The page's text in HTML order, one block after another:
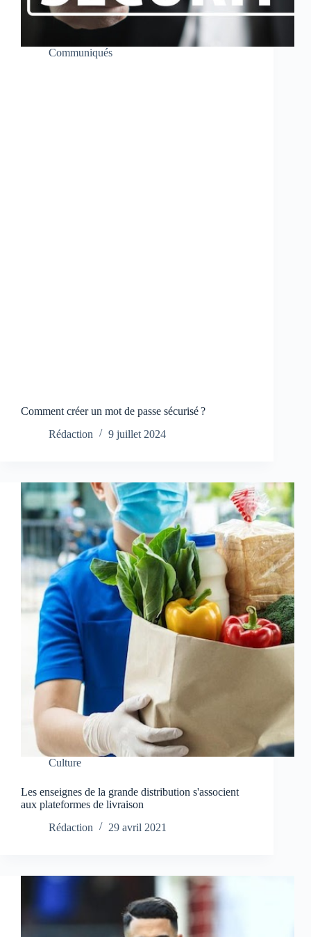
Communiqués
Comment créer un mot de passe sécurisé ?
Rédaction
9 juillet 2024
Culture
Les enseignes de la grande distribution s'associent
aux plateformes de livraison
Rédaction
29 avril 2021